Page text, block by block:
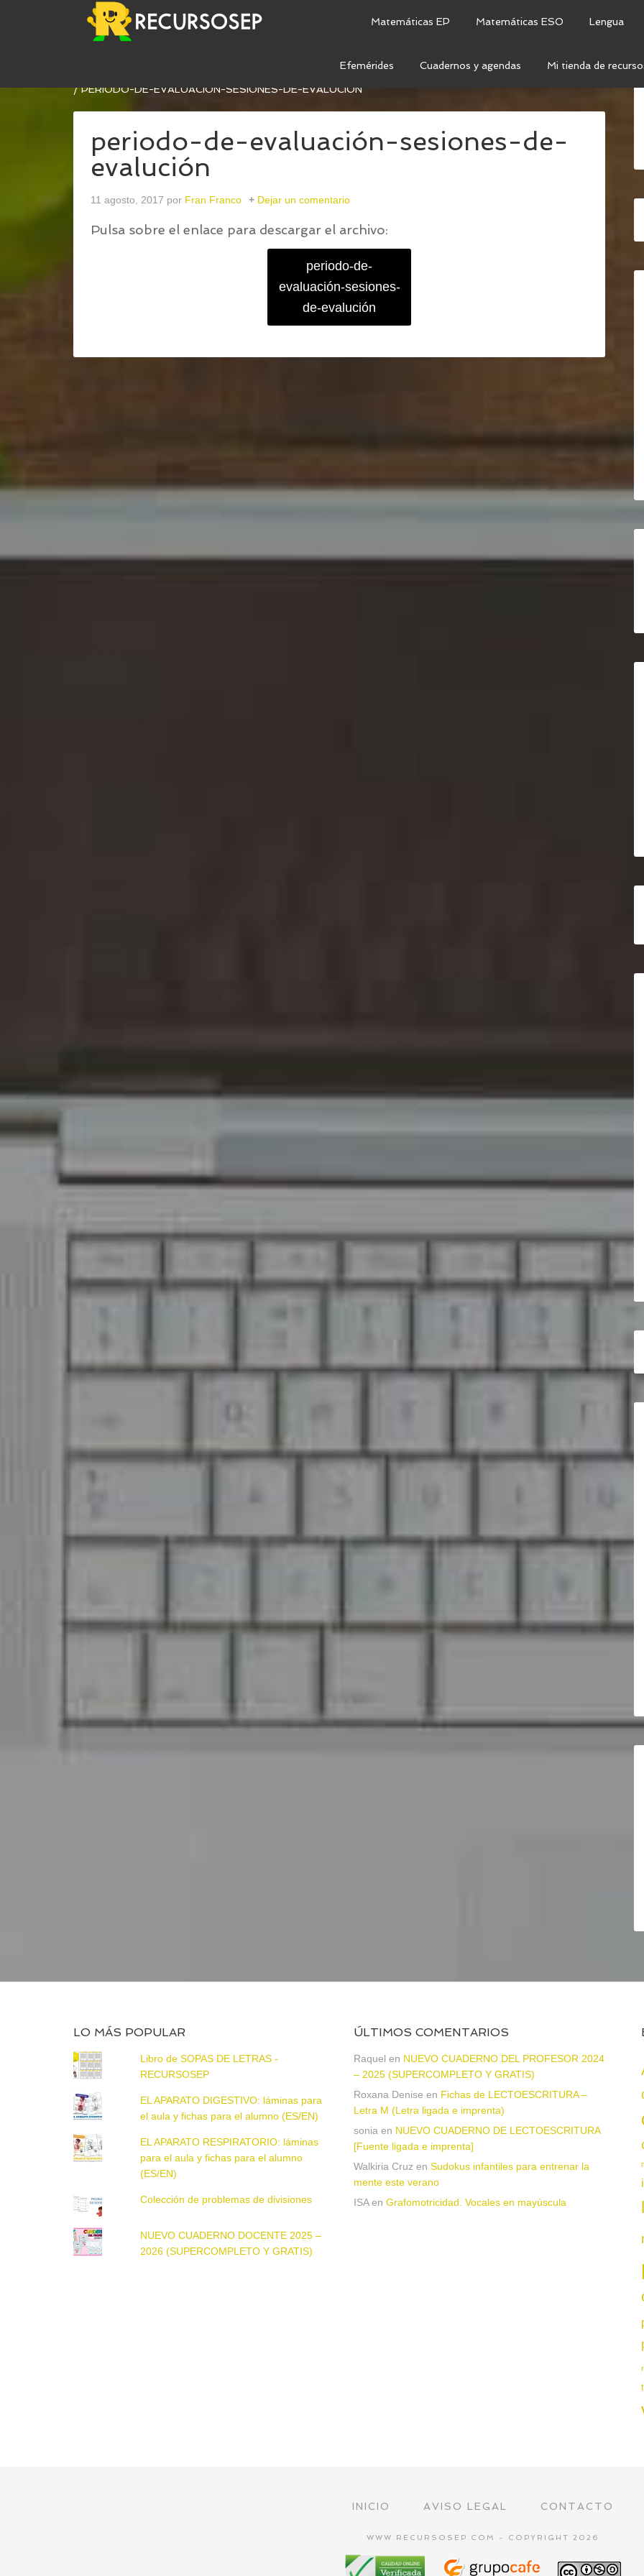
Matemáticas EP Matemáticas ESO Lengua
Efemérides Cuadernos y agendas Mi tienda de
PLANTILLAS EDITABLES PARA CREAR TU PROPIO CUADERNO DEL TUTOR
/PERIODO-DE-EVALUACIÓN-SESIONES-DE-EVALUCIÓN
periodo-de-evaluación-sesiones-de-
evalución
11 agosto, 2017 por Fran Franco Dejar un comentario
Pulsa sobre el enlace para descargar el archivo:
periodo-de-
evaluación-sesiones-
de-evalución
LO MÁS POPULAR
Libro de SOPAS DE LETRAS -
RECURSOSEP
EL APARATO DIGESTIVO: láminas para
el aula y fichas para el alumno (ES/EN)
EL APARATO RESPIRATORIO: láminas
para el aula y fichas para el alumno
(ES/EN)
Colección de problemas de divisiones
NUEVO CUADERNO DOCENTE 2025 –
2026 (SUPERCOMPLETO Y GRATIS)
ÚLTIMOS COMENTARIOS
Raquel en NUEVO CUADERNO DEL PROFESOR 2024
– 2025 (SUPERCOMPLETO Y GRATIS)
Roxana Denise en Fichas de LECTOESCRITURA –
Letra M (Letra ligada e imprenta)
sonia en NUEVO CUADERNO DE LECTOESCRITURA
[Fuente ligada e imprenta]
Walkiria Cruz en Sudokus infantiles para entrenar la
mente este verano
ISAen Grafomotricidad. Vocales en mayúscula
INICIO AVISO LEGAL CONTACTO
WWW.RECURSOSEP.COM - COPYRIGHT 2026